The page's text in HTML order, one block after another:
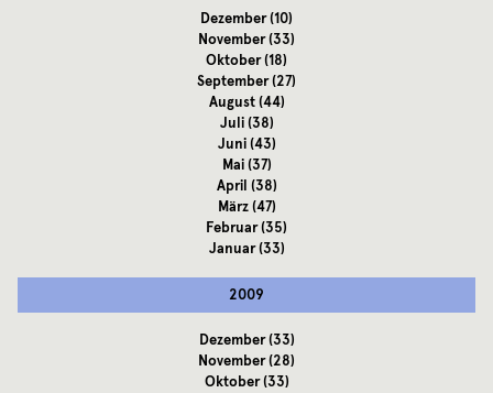
Dezember(10)
November(33)
Oktober(18)
September(27)
August(44)
Juli(38)
Juni(43)
Mai(37)
April (38)
März(47)
Februar(35)
Januar(33)
2009
Dezember(33)
November(28)
Oktober(33)